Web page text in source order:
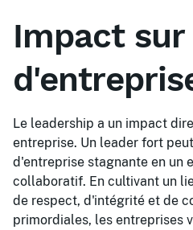
Impact
Le leadership a un impact
entreprise. Un leader fort
d'entreprise stagnante en un
collaboratif. En cultivant un
de respect, d'intégrité et de
primordiales, les entreprises